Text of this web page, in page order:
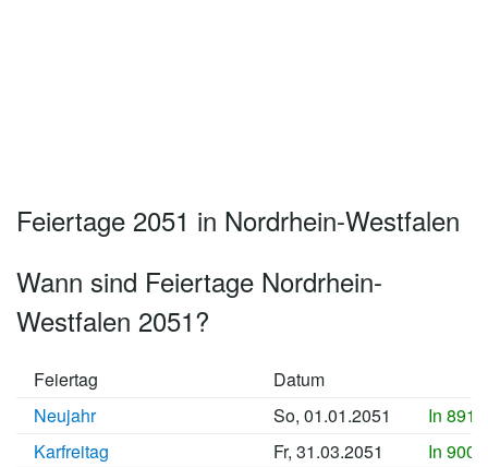
Feiertage 2051 in Nordrhein-Westfalen
Wann sind Feiertage Nordrhein-
Westfalen 2051?
Feiertag
Datum
Neujahr
So, 01.01.2051
In
Karfreitag
Fr, 31.03.2051
In